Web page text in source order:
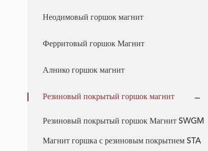
Неодимовый горшок магнит
Ферритовый горшок Магнит
Алнико горшок магнит
Резиновый покрытый горшок магнит
Резиновый покрытый горшок Магнит SWGM
Магнит горшка с резиновым покрытием STA